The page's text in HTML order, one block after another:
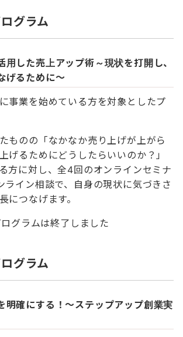
ログラム
用した売上アップ術～現状を打開し、
げるために～
事業を始めている方を対象としたプ
ものの「なかなか売り上げが上がら
げるためにどうしたらいいのか？」
方に対し、全4回のオンラインセミナ
ライン相談で、自身の現状に気づきさ
につなげます。
グラムは終了しました
グラム
明確にする！～ステップアップ創業実